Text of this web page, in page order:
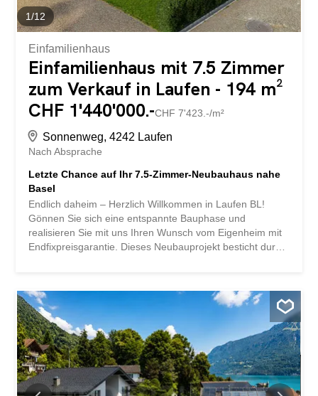
1/12
Einfamilienhaus
Einfamilienhaus mit 7.5 Zimmer
zum Verkauf in Laufen - 194 m²
CHF 1'440'000.-CHF 7'423.-/m²
Sonnenweg, 4242 Laufen
Nach Absprache
Letzte Chance auf Ihr 7.5-Zimmer-Neubauhaus nahe
Basel
Endlich daheim – Herzlich Willkommen in Laufen BL!
Gönnen Sie sich eine entspannte Bauphase und
realisieren Sie mit uns Ihren Wunsch vom Eigenheim mit
Endfixpreisgarantie. Dieses Neubauprojekt besticht durch
Zudem können Sie Ihre Wünsche und Vorstellungen in
den Innenausbau integrieren. Der grosse Wohn- und
Essbereich bietet viel Platz für Ihre individuellen
Einrichtungsideen. Die grossflächigen, modernen Fenster
im ganzen Haus sorgen für den idealen Lichteinfluss und
sorgen für ein herrlich offenes Wohngefühl. Die beiden
freistehenden Einfamilienhäuser in Laufen bieten
besonders viele Vorteile: Neubauprojekt in